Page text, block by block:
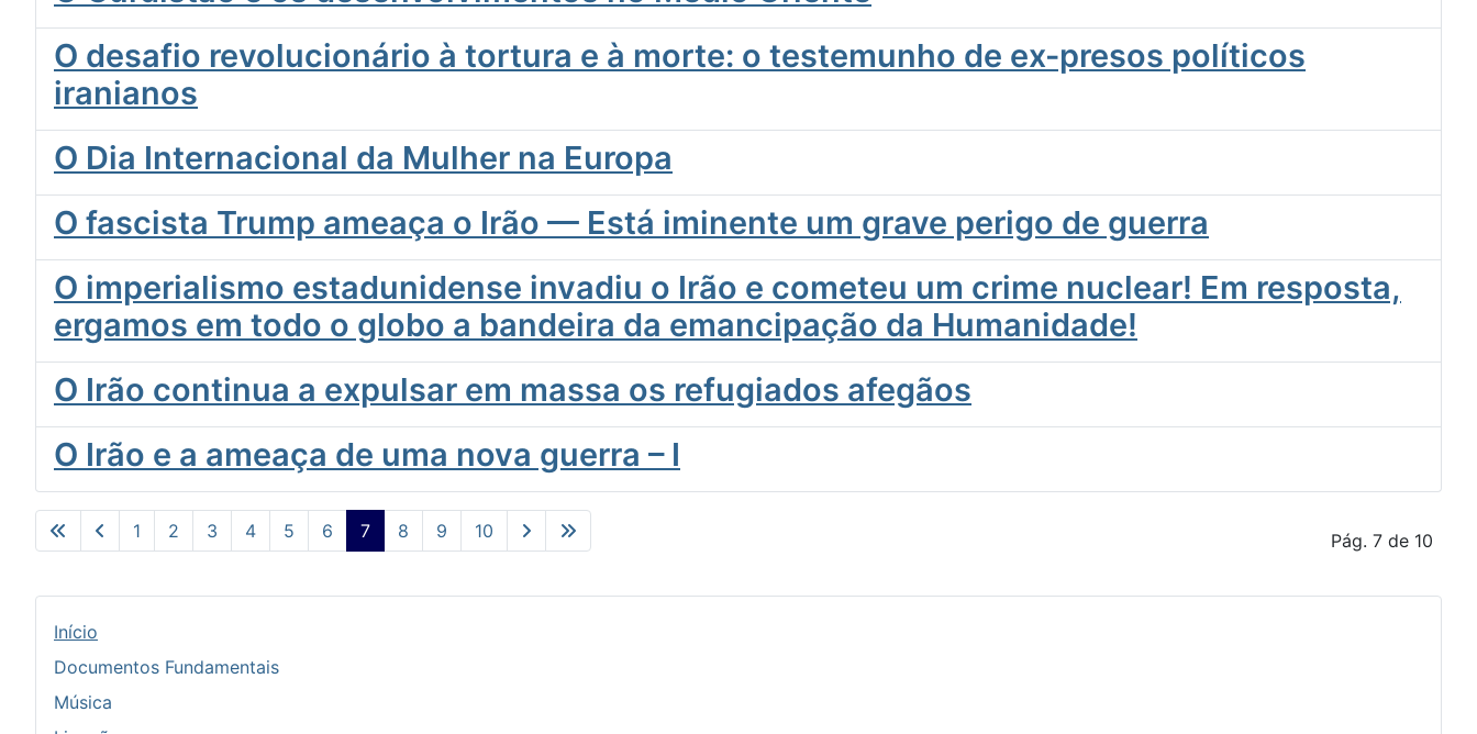
O desafio revolucionário à tortura e à morte: o testemunho de ex-presos políticos
iranianos
O Dia Internacional da Mulher na Europa
O fascista Trump ameaça o Irão — Está iminente um grave perigo de guerra
O imperialismo estadunidense invadiu o Irão e cometeu um crime nuclear! Em resposta,
ergamos em todo o globo a bandeira da emancipação da Humanidade!
O Irão continua a expulsar em massa os refugiados afegãos
O Irão e a ameaça de uma nova guerra – I
Pág. 7 de 10
1 2 3 4 5 6 7 8 9 10
Início
Documentos Fundamentais
Música